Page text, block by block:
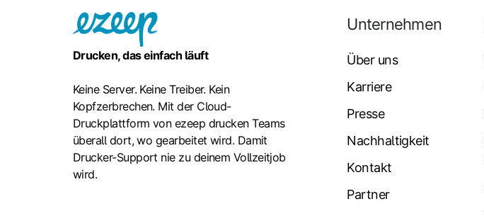
Drucken, das einfach läuft
Keine Server. Keine Treiber. Kein
Kopfzerbrechen. Mit der Cloud-
Druckplattform von ezeep drucken Teams
überall dort, wo gearbeitet wird. Damit
Drucker-Support nie zu deinem Vollzeitjob
wird.
Unternehmen
Über uns
Karriere
Presse
Nachhaltigkeit
Kontakt
Partner